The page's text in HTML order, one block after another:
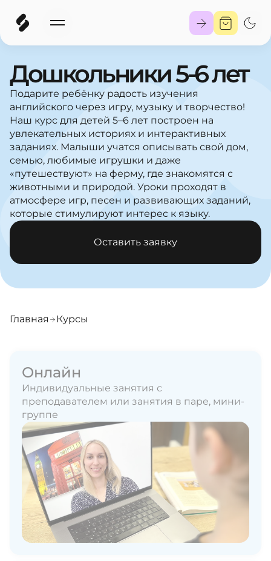
Дошкольники 5-6 лет
Подарите ребёнку радость изучения
английского через игру, музыку и творчество!
Наш курс для детей 5–6 лет построен на
увлекательных историях и интерактивных
заданиях. Малыши учатся описывать свой дом,
семью, любимые игрушки и даже
«путешествуют» на ферму, где знакомятся с
животными и природой. Уроки проходят в
атмосфере игр, песен и развивающих заданий,
которые стимулируют интерес к языку.
Оставить заявку
Главная Курсы
Онлайн
Индивидуальные занятия с
преподавателем или занятия в паре, мини-
группе